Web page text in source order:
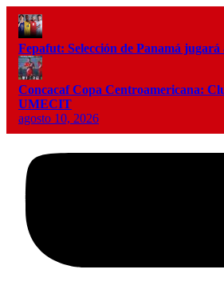
Fepafut: Selección de Panamá jugará
Concacaf Copa Centroamericana:
UMECIT
agosto 10, 2026